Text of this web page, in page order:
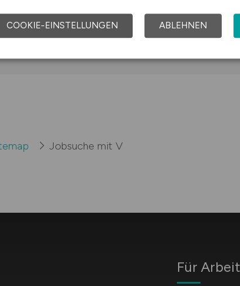
Jobsuche mit V
Für
COOKIE-EINSTELLUNGEN ABLEHNEN